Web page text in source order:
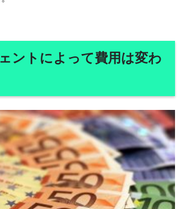
ントによって費用は変わ